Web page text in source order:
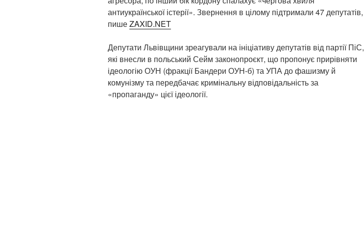
антиукраїнської істерії». Звернення в цілому підтримали 47 депутатів,
пишеZAXID.NET
Депутати Львівщини зреагували на ініціативу депутатів від партії ПіС,
які внесли в польський Сейм законопроєкт, що пропонує прирівняти
ідеологію ОУН (фракції Бандери ОУН-б) та УПА до фашизму й
комунізму та передбачає кримінальну відповідальність за
«пропаганду» цієї ідеології.